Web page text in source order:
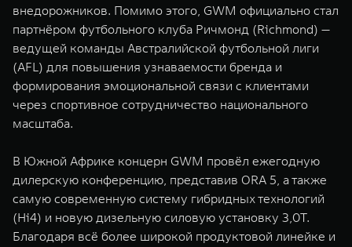
внедорожников. Помимо этого, GWM официально стал
партнёром футбольного клуба Ричмонд (Richmond) —
ведущей команды Австралийской футбольной лиги
(AFL) для повышения узнаваемости бренда и
формирования эмоциональной связи с клиентами
через спортивное сотрудничество национального
масштаба.
В Южной Африке концерн GWM провёл ежегодную
дилерскую конференцию, представив ORA 5, а также
самую современную систему гибридных технологий
(Hi4) и новую дизельную силовую установку 3,0T.
Благодаря всё более широкой продуктовой линейке и